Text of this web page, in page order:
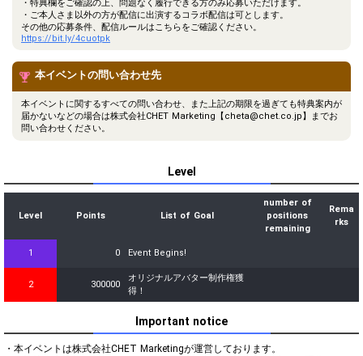
・特典欄をご確認の上、問題なく履行できる方のみ応募いただけます。
・ご本人さま以外の方が配信に出演するコラボ配信は可とします。
その他の応募条件、配信ルールはこちらをご確認ください。
https://bit.ly/4cuotpk
本イベントの問い合わせ先
本イベントに関するすべての問い合わせ、また上記の期限を過ぎても特典案内が
届かないなどの場合は株式会社CHET Marketing【cheta@chet.co.jp】までお
問い合わせください。
Level
Level Points List of Goal
number of
positions
remaining
Rema
rks
1 0 Event Begins!
2 300000
オリジナルアバター制作権獲
得！
Important notice
・本イベントは株式会社CHET Marketingが運営しております。